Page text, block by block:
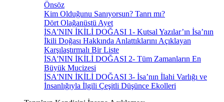
Önsöz
Kim Olduğunu Sanıyorsun? Tanrı mı?
Dört Olağanüstü Ayet
İSA'NIN İKİLİ DOĞASI 1- Kutsal Yazılar’ın İsa’nın
İkili Doğası Hakkında Anlattıklarını Açıklayan
Karşılaştırmalı Bir Liste
İSA'NIN İKİLİ DOĞASI 2- Tüm Zamanların En
Büyük Mucizesi
İSA'NIN İKİLİ DOĞASI 3- İsa’nın İlahi Varlığı ve
İnsanlığıyla İlgili Çeşitli Düşünce Ekolleri